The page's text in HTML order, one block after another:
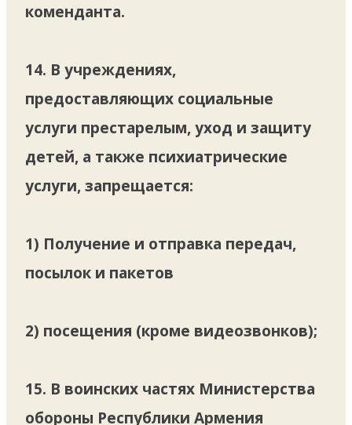
коменданта.
14. В учреждениях,
предоставляющих социальные
услуги престарелым, уход и защиту
детей, а также психиатрические
услуги, запрещается:
1) Получение и отправка передач,
посылок и пакетов
2) посещения (кроме видеозвонков);
15. В воинских частях Министерства
обороны Республики Армения